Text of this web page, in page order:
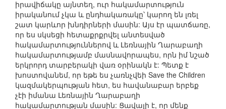
իրավիճակը այնտեղ, ուր հակամարտություն
իրականում չկա և ընդհակառակը՝ կարող են լռել
շատ կարևոր խնդիրների մասին: Այս էր պատճառը,
որ ես սկսեցի հետաքրքրվել անտեսված
հակամարտություններով և Լեռնային Ղարաբաղի
հակամարտությամբ մասնավորապես, որն իմ նշած
երկրորդ տարբերակի վառ օրինակն է: Պետք է
խոստովանեմ, որ եթե ես չառնչվեի Save the Children
կազմակերպության հետ, ես հավանաբար երբեք
չէի իմանա Լեռնային Ղարաբաղի
հակամարտության մասին: Ցավալի է, որ մենք